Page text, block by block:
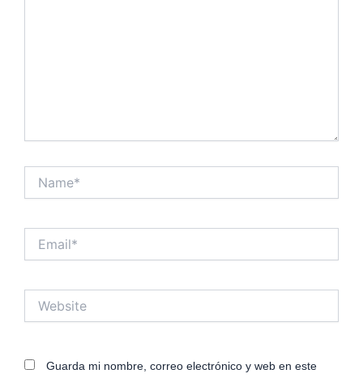
Guarda mi nombre, correo electrónico y web en este